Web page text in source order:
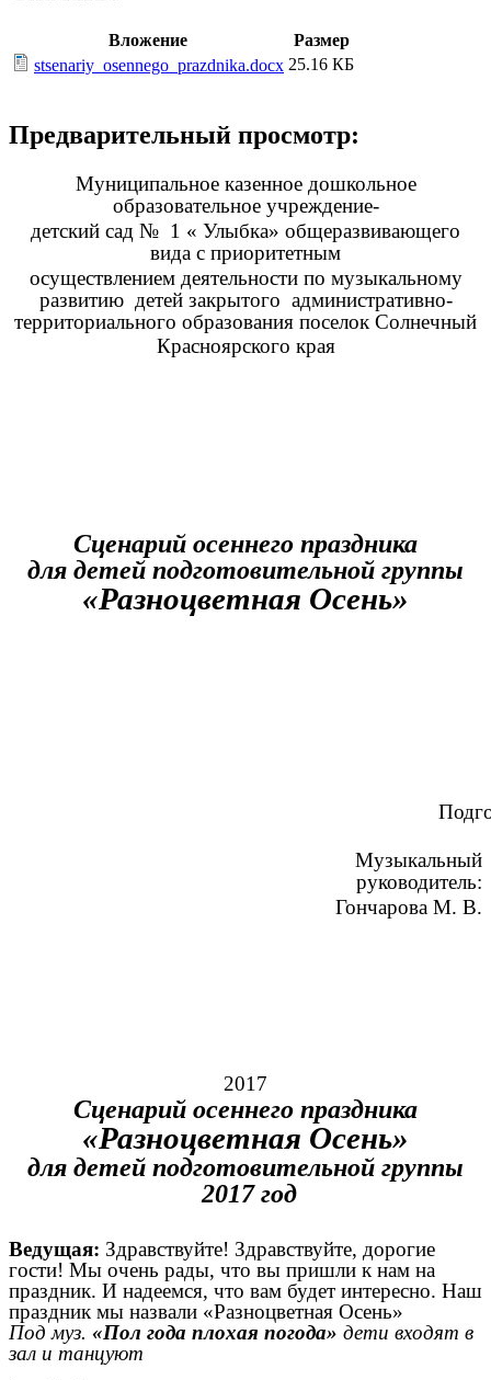
Вложение
Размер
stsenariy_osennego_prazdnika.docx 25.16 КБ
Предварительный просмотр:
Муниципальное казенное дошкольное
образовательное учреждение-
детский сад № 1 « Улыбка» общеразвивающего
вида с приоритетным
осуществлением деятельности по музыкальному
развитию детей закрытого административно-
территориального образования поселок Солнечный
Красноярского края
Сценарий осеннего праздника
для детей подготовительной группы
«Разноцветная Осень»
Музыкальный
руководитель:
Гончарова М. В.
2017
Сценарий осеннего праздника
«Разноцветная Осень»
для детей подготовительной группы
2017 год
Ведущая: Здравствуйте! Здравствуйте, дорогие
гости! Мы очень рады, что вы пришли к нам на
праздник. И надеемся, что вам будет интересно. Наш
праздник мы назвали «Разноцветная Осень»
Под муз. «Пол года плохая погода» дети входят в
зал и танцуют